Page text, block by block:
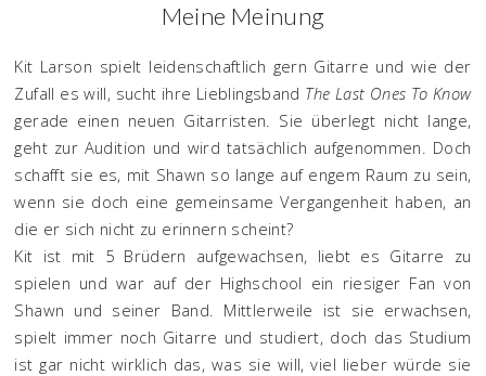
Meine Meinung
Kit Larson spielt leidenschaftlich gern Gitarre und wie der
Zufall es will, sucht ihre Lieblingsband The Last Ones To Know
gerade einen neuen Gitarristen. Sie überlegt nicht lange,
geht zur Audition und wird tatsächlich aufgenommen. Doch
schafft sie es, mit Shawn so lange auf engem Raum zu sein,
wenn sie doch eine gemeinsame Vergangenheit haben, an
die er sich nicht zu erinnern scheint?
Kit ist mit 5 Brüdern aufgewachsen, liebt es Gitarre zu
spielen und war auf der Highschool ein riesiger Fan von
Shawn und seiner Band. Mittlerweile ist sie erwachsen,
spielt immer noch Gitarre und studiert, doch das Studium
ist gar nicht wirklich das, was sie will, viel lieber würde sie